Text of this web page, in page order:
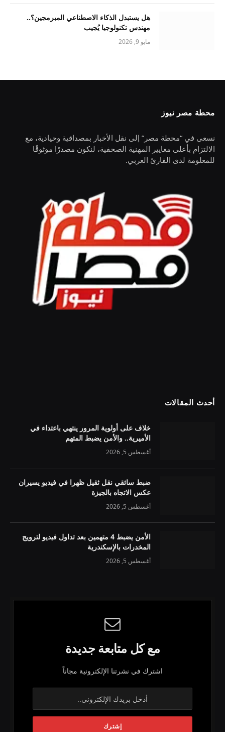
هل يستبدل الذكاء الاصطناعي المبرمجين؟..
مهندس تكنولوجيا يُجيب
مايو 9, 2026
محطة مصر نيوز
نسعى في “محطة مصر” إلى نقل الأخبار بمصداقية وحيادية، مع
الالتزام بأعلى معايير المهنية الصحفية، لنكون مصدرًا موثوقًا
للمعلومة لدى القارئ العربي.
أحدث المقالات
خلاف على أولوية المرور ينتهي باعتداء في
الأميرية.. والأمن يضبط المتهم
أغسطس 5, 2026
ضبط سائقي نقل ثقيل ظهرا في فيديو يسيران
عكس الاتجاه بالجيزة
أغسطس 5, 2026
الأمن يضبط 4 متهمين بعد تداول فيديو لترويج
المخدرات بالإسكندرية
أغسطس 5, 2026
مع كل متابعة جديدة
اشترك في نشرتنا الإلكترونية مجاناً